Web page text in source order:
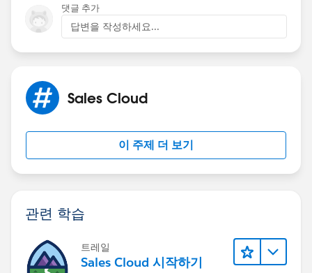
댓글 추가
답변을 작성하세요...
Sales Cloud
이 주제 더 보기
관련 학습
트레일
Sales Cloud 시작하기